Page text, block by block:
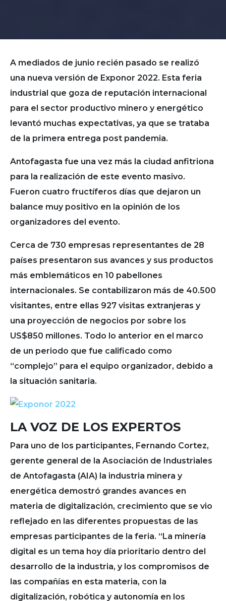
A mediados de junio recién pasado se realizó
una nueva versión de Exponor 2022. Esta feria
industrial que goza de reputación internacional
para el sector productivo minero y energético
levantó muchas expectativas, ya que se trataba
de la primera entrega post pandemia.
Antofagasta fue una vez más la ciudad anfitriona
para la realización de este evento masivo.
Fueron cuatro fructíferos días que dejaron un
balance muy positivo en la opinión de los
organizadores del evento.
Cerca de 730 empresas representantes de 28
países presentaron sus avances y sus productos
más emblemáticos en 10 pabellones
internacionales. Se contabilizaron más de 40.500
visitantes, entre ellas 927 visitas extranjeras y
una proyección de negocios por sobre los
US$850 millones. Todo lo anterior en el marco
de un periodo que fue calificado como
“complejo” para el equipo organizador, debido a
la situación sanitaria.
LA VOZ DE LOS EXPERTOS
Para uno de los participantes, Fernando Cortez,
gerente general de la Asociación de Industriales
de Antofagasta (AIA) la industria minera y
energética demostró grandes avances en
materia de digitalización, crecimiento que se vio
reflejado en las diferentes propuestas de las
empresas participantes de la feria. “La minería
digital es un tema hoy día prioritario dentro del
desarrollo de la industria, y los compromisos de
las compañías en esta materia, con la
digitalización, robótica y autonomía en los